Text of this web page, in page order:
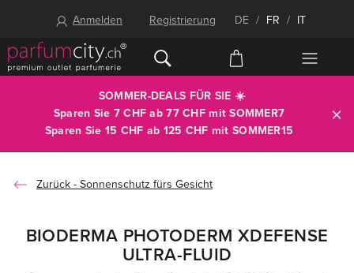
Anmelden Registrierung DE / FR / IT
SOMMER-DEALS FÜR SIE ☀️
Sparen Sie 7 CHF ab 77 CHF mitSOMMER7
Sparen Sie 15 CHF ab 125 CHF mit SOMMER15
Sonnenschutz fürs Gesicht
BIODERMA PHOTODERM XDEFENSE
ULTRA-FLUID